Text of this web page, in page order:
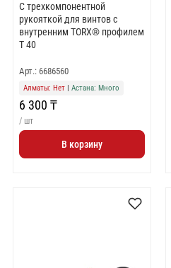
С трехкомпонентной
рукояткой для винтов с
внутренним TORX® профилем
T 40
Арт.: 6686560
Алматы: Нет| Астана: Много
6 300 ₸
/ шт
В корзину